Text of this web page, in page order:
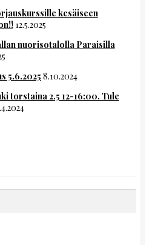
kesäiseen
12.5.2025
nuorisotalolla Paraisilla
5.6.2025 8.10.2024
torstaina 2.5 12-16:00. Tule